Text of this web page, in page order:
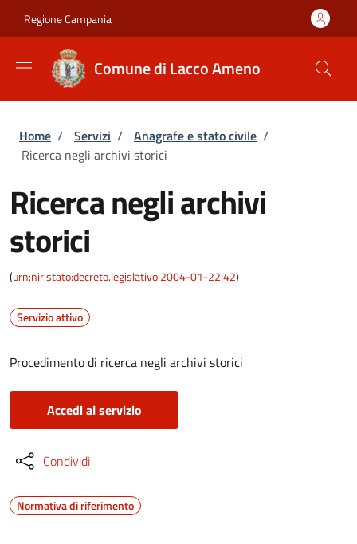
Regione Campania
Comune di Lacco Ameno
Briciole di pane
Home / Servizi / Anagrafe e stato civile /
Ricerca negli archivi storici
Ricerca negli archivi
storici
(urn:nir:stato:decreto.legislativo:2004-01-22;42)
Servizio attivo
Procedimento di ricerca negli archivi storici
Accedi al servizio
Condividi
Normativa di riferimento